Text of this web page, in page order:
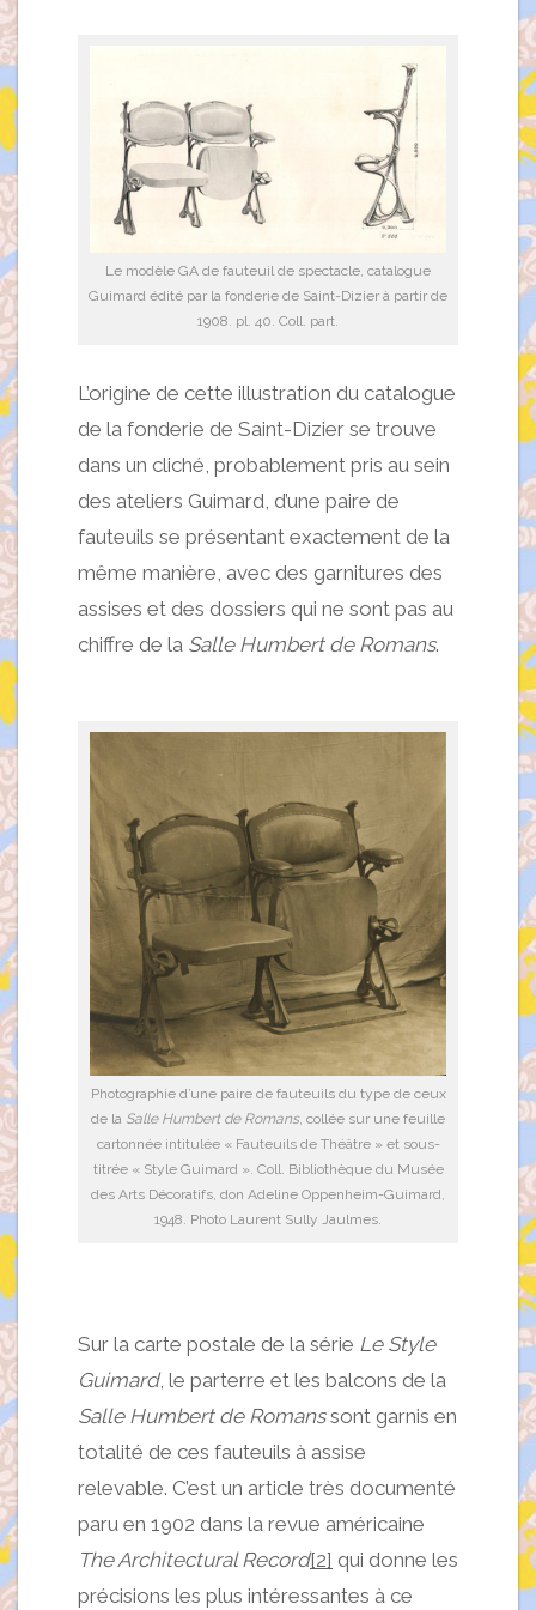
Le modèle GA de fauteuil de spectacle, catalogue
Guimard édité par la fonderie de Saint-Dizier à partir de
1908. pl. 40. Coll. part.
L’origine de cette illustration du catalogue
de la fonderie de Saint-Dizier se trouve
dans un cliché, probablement pris au sein
des ateliers Guimard, d’une paire de
fauteuils se présentant exactement de la
même manière, avec des garnitures des
assises et des dossiers qui ne sont pas au
chiffre de la Salle Humbert de Romans.
Photographie d’une paire de fauteuils du type de ceux
de la Salle Humbert de Romans, collée sur une feuille
cartonnée intitulée « Fauteuils de Théâtre » et sous-
titrée « Style Guimard ». Coll. Bibliothèque du Musée
des Arts Décoratifs, don Adeline Oppenheim-Guimard,
1948. Photo Laurent Sully Jaulmes.
Sur la carte postale de la série Le Style
Guimard, le parterre et les balcons de la
Salle Humbert de Romanssont garnis en
totalité de ces fauteuils à assise
relevable. C’est un article très documenté
paru en 1902 dans la revue américaine
The Architectural Record[2] qui donne les
précisions les plus intéressantes à ce